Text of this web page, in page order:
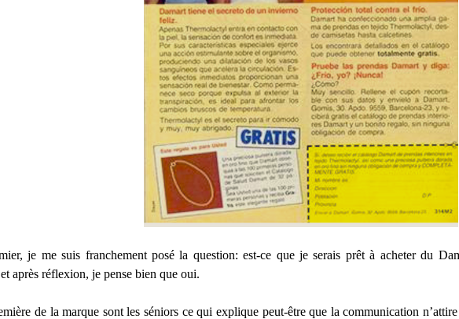
je me suis franchement posé la question: est-ce que je serais prêt à acheter du
après réflexion, je pense bien que oui.
de la marque sont les séniors ce qui explique peut-être que la communication